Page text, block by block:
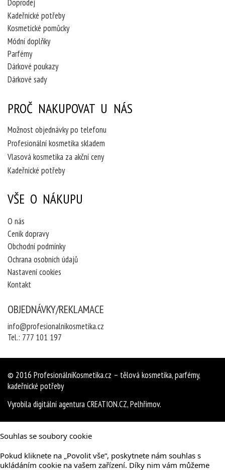
Doprodej
Kadeřnické potřeby
Kosmetické pomůcky
Módní doplňky
Parfémy
Dárkové poukazy
Dárkové sady
PROČ NAKUPOVAT U NÁS
Možnost objednávky po telefonu
Profesionální kosmetika skladem
Vlasová kosmetika za akční ceny
Kadeřnické potřeby
VŠE O NÁKUPU
O nás
Ceník dopravy
Obchodní podmínky
Ochrana osobních údajů
Nastavení cookies
Kontakt
OBJEDNÁVKY/REKLAMACE
info@profesionalnikosmetika.cz
Tel.: 777 101 197
© 2016 ProfesionálníKosmetika.cz – tělová kosmetika, parfémy,
kadeřnické potřeby
Vyrobiladigitální agenturaCREATION.CZ,Pelhřimov.
Souhlas se soubory cookie
Pokud kliknete na „Povolit vše“, poskytnete nám souhlas s
ukládáním cookie na vašem zařízení. Díky nim vám můžeme